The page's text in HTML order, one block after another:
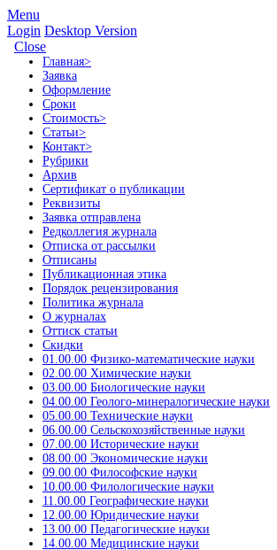
Menu
Login Desktop Version
Close
Главная>
Заявка
Оформление
Сроки
Стоимость>
Статьи>
Контакт>
Рубрики
Архив
Сертификат о публикации
Реквизиты
Заявка отправлена
Редколлегия журнала
Отписка от рассылки
Отписаны
Публикационная этика
Порядок рецензирования
Политика журнала
О журналах
Оттиск статьи
Скидки
01.00.00 Физико-математические науки
02.00.00 Химические науки
03.00.00 Биологические науки
04.00.00 Геолого-минералогические науки
05.00.00 Технические науки
06.00.00 Сельскохозяйственные науки
07.00.00 Исторические науки
08.00.00 Экономические науки
09.00.00 Философские науки
10.00.00 Филологические науки
11.00.00 Географические науки
12.00.00 Юридические науки
13.00.00 Педагогические науки
14.00.00 Медицинские науки